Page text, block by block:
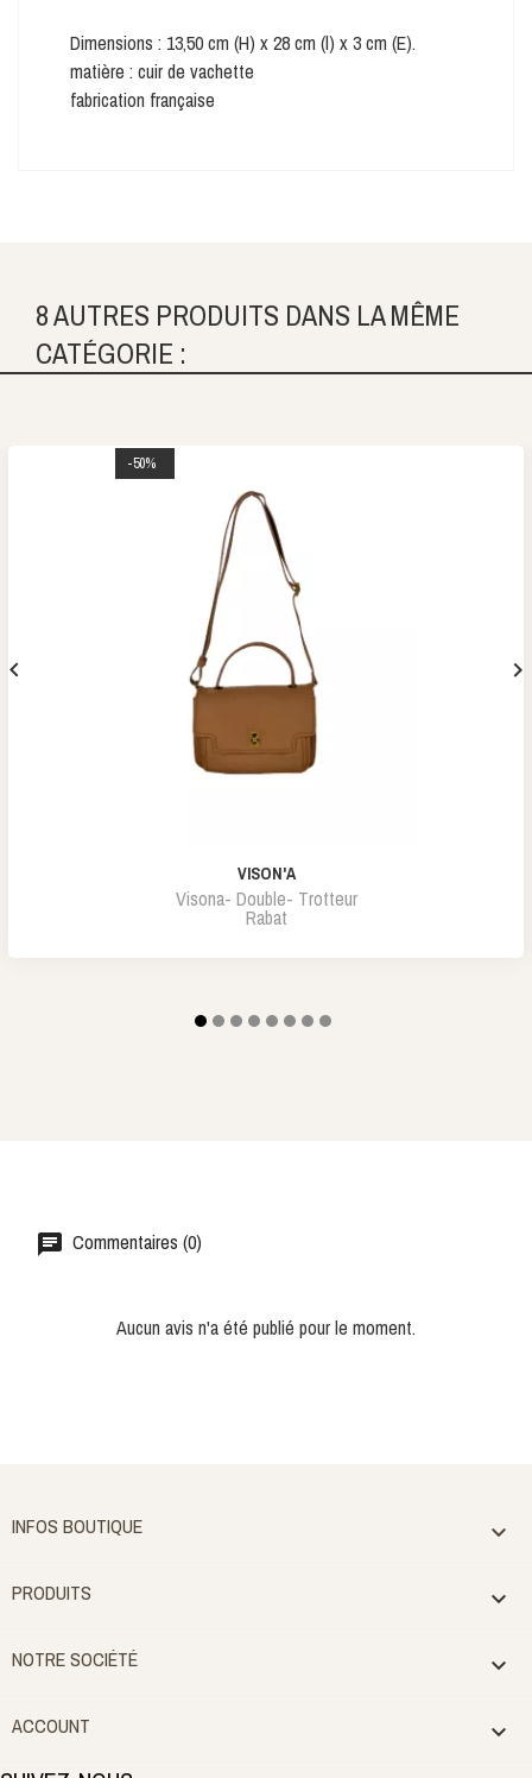
Dimensions : 13,50 cm (H) x 28 cm (l) x 3 cm (E).
matière : cuir de vachette
fabrication française
8 AUTRES PRODUITS DANS LA MÊME
CATÉGORIE :
VISON'A
Visona- Double- Trotteur
Rabat
-50%
 
Commentaires (0)
Aucun avis n'a été publié pour le moment.
INFOS BOUTIQUE 
PRODUITS 
NOTRE SOCIÉTÉ 
ACCOUNT 